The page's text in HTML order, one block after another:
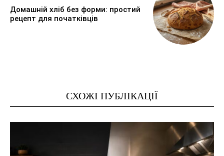
Домашній хліб без форми: простий
рецепт для початківців
СХОЖІ ПУБЛІКАЦІЇ